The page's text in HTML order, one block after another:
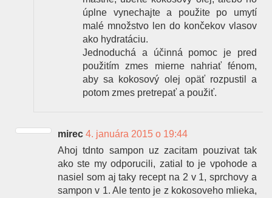
úplne vynechajte a použite po umytí
malé množstvo len do končekov vlasov
ako hydratáciu.
Jednoduchá a účinná pomoc je pred
použitím zmes mierne nahriať fénom,
aby sa kokosový olej opäť rozpustil a
potom zmes pretrepať a použiť.
mirec 4. januára 2015 o 19:44
Ahoj tdnto sampon uz zacitam pouzivat tak
ako ste my odporucili, zatial to je vpohode a
nasiel som aj taky recept na 2 v 1, sprchovy a
sampon v 1. Ale tento je z kokosoveho mlieka,